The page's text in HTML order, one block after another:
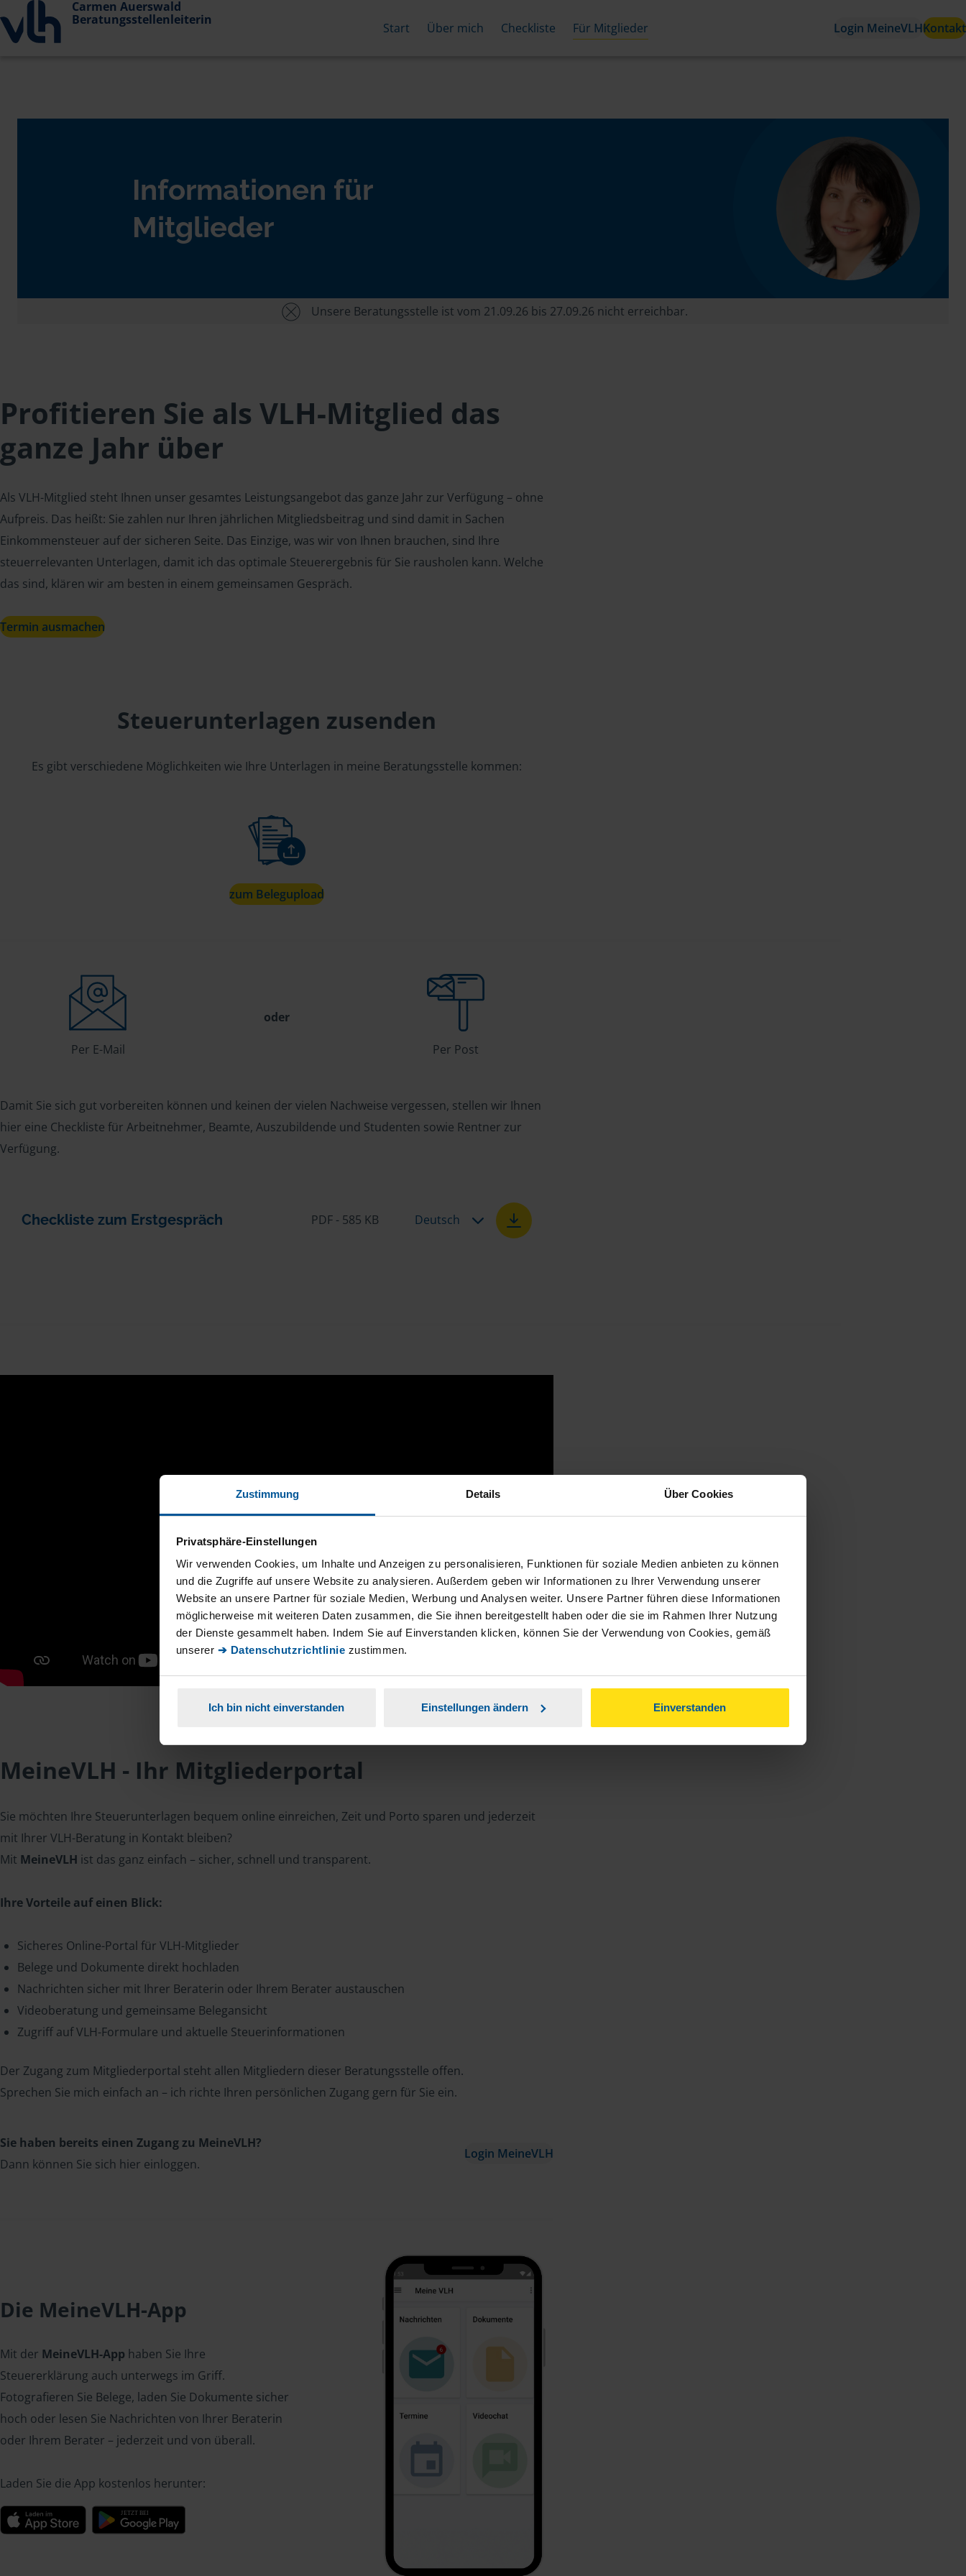
Zustimmung Details Über Cookies
Privatsphäre-Einstellungen
Wir verwenden Cookies, um Inhalte und Anzeigen zu personalisieren, Funktionen für soziale Medien anbieten zu können
und die Zugriffe auf unsere Website zu analysieren. Außerdem geben wir Informationen zu Ihrer Verwendung unserer
Website an unsere Partner für soziale Medien, Werbung und Analysen weiter. Unsere Partner führen diese Informationen
möglicherweise mit weiteren Daten zusammen, die Sie ihnen bereitgestellt haben oder die sie im Rahmen Ihrer Nutzung
der Dienste gesammelt haben. Indem Sie auf Einverstanden klicken, können Sie der Verwendung von Cookies, gemäß
unserer ➔ Datenschutzrichtlinie zustimmen.
Ich bin nicht einverstanden Einstellungen ändern Einverstanden
Carmen Auerswald
Beratungsstellenleiterin
Start Über mich Checkliste Für Mitglieder Login MeineVLHKontakt
Informationen für
Mitglieder
Unsere Beratungsstelle ist vom 21.09.26 bis 27.09.26 nicht erreichbar.
Profitieren Sie als VLH-Mitglied das
ganze Jahr über
Als VLH-Mitglied steht Ihnen unser gesamtes Leistungsangebot das ganze Jahr zur Verfügung – ohne
Aufpreis. Das heißt: Sie zahlen nur Ihren jährlichen Mitgliedsbeitrag und sind damit in Sachen
Einkommensteuer auf der sicheren Seite. Das Einzige, was wir von Ihnen brauchen, sind Ihre
steuerrelevanten Unterlagen, damit ich das optimale Steuerergebnis für Sie rausholen kann. Welche
das sind, klären wir am besten in einem gemeinsamen Gespräch.
Termin ausmachen
Steuerunterlagen zusenden
Es gibt verschiedene Möglichkeiten wie Ihre Unterlagen in meine Beratungsstelle kommen:
zum Belegupload
Per E-Mail
oder
Per Post
Damit Sie sich gut vorbereiten können und keinen der vielen Nachweise vergessen, stellen wir Ihnen
hier eine Checkliste für Arbeitnehmer, Beamte, Auszubildende und Studenten sowie Rentner zur
Verfügung.
Checkliste zum Erstgespräch PDF - 585 KB Deutsch
MeineVLH - Ihr Mitgliederportal
Sie möchten Ihre Steuerunterlagen bequem online einreichen, Zeit und Porto sparen und jederzeit
mit Ihrer VLH-Beratung in Kontakt bleiben?
Mit MeineVLH ist das ganz einfach – sicher, schnell und transparent.
Ihre Vorteile auf einen Blick:
Sicheres Online-Portal für VLH-Mitglieder
Belege und Dokumente direkt hochladen
Nachrichten sicher mit Ihrer Beraterin oder Ihrem Berater austauschen
Videoberatung und gemeinsame Belegansicht
Zugriff auf VLH-Formulare und aktuelle Steuerinformationen
Der Zugang zum Mitgliederportal steht allen Mitgliedern dieser Beratungsstelle offen.
Sprechen Sie mich einfach an – ich richte Ihren persönlichen Zugang gern für Sie ein.
Sie haben bereits einen Zugang zu MeineVLH?
Dann können Sie sich hier einloggen.
Login MeineVLH
Die MeineVLH-App
Mit der MeineVLH-App haben Sie Ihre
Steuererklärung auch unterwegs im Griff.
Fotografieren Sie Belege, laden Sie Dokumente sicher
hoch oder lesen Sie Nachrichten von Ihrer Beraterin
oder Ihrem Berater – jederzeit und von überall.
Laden Sie die App kostenlos herunter: